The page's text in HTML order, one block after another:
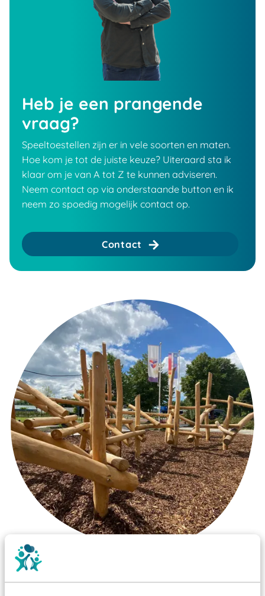
Heb je een prangende
vraag?
Speeltoestellen zijn er in vele soorten en maten.
Hoe kom je tot de juiste keuze? Uiteraard sta ik
klaar om je van A tot Z te kunnen adviseren.
Neem contact op via onderstaande button en ik
neem zo spoedig mogelijk contact op.
Contact
Wist je dat: